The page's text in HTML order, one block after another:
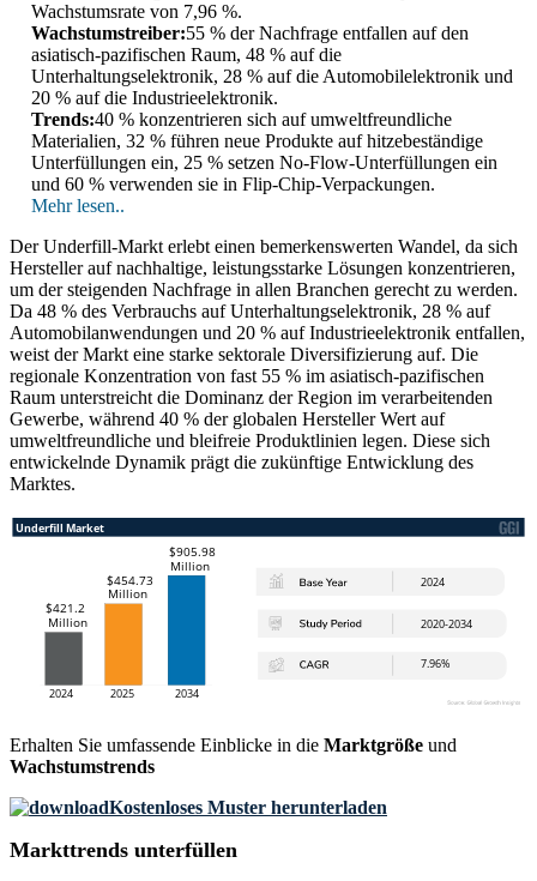
Wachstumsrate von 7,96 %.
Wachstumstreiber:55 % der Nachfrage entfallen auf den
asiatisch-pazifischen Raum, 48 % auf die
Unterhaltungselektronik, 28 % auf die Automobilelektronik und
20 % auf die Industrieelektronik.
Trends:40 % konzentrieren sich auf umweltfreundliche
Materialien, 32 % führen neue Produkte auf hitzebeständige
Unterfüllungen ein, 25 % setzen No-Flow-Unterfüllungen ein
und 60 % verwenden sie in Flip-Chip-Verpackungen.
Mehr lesen..
Der Underfill-Markt erlebt einen bemerkenswerten Wandel, da sich
Hersteller auf nachhaltige, leistungsstarke Lösungen konzentrieren,
um der steigenden Nachfrage in allen Branchen gerecht zu werden.
Da 48 % des Verbrauchs auf Unterhaltungselektronik, 28 % auf
Automobilanwendungen und 20 % auf Industrieelektronik entfallen,
weist der Markt eine starke sektorale Diversifizierung auf. Die
regionale Konzentration von fast 55 % im asiatisch-pazifischen
Raum unterstreicht die Dominanz der Region im verarbeitenden
Gewerbe, während 40 % der globalen Hersteller Wert auf
umweltfreundliche und bleifreie Produktlinien legen. Diese sich
entwickelnde Dynamik prägt die zukünftige Entwicklung des
Marktes.
Erhalten Sie umfassende Einblicke in die Marktgröße und
Wachstumstrends
Kostenloses Muster herunterladen
Markttrends unterfüllen